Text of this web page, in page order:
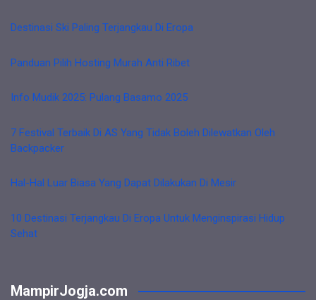
Destinasi Ski Paling Terjangkau Di Eropa
Panduan Pilih Hosting Murah Anti Ribet
Info Mudik 2025: Pulang Basamo 2025
7 Festival Terbaik Di AS Yang Tidak Boleh Dilewatkan Oleh
Backpacker
Hal-Hal Luar Biasa Yang Dapat Dilakukan Di Mesir
10 Destinasi Terjangkau Di Eropa Untuk Menginspirasi Hidup
Sehat
MampirJogja.com